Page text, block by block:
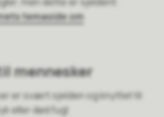
temaside om
mennesker
er svært sjelden og knyttet til
eller død fugl